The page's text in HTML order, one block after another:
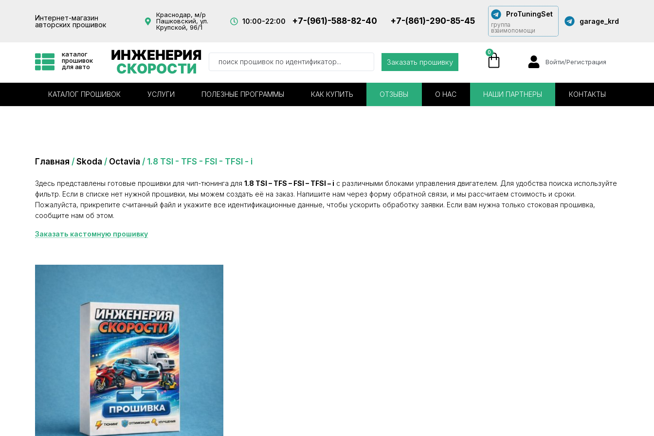
Интернет-магазин
авторских прошивок
Краснодар, м/р
Пашковский, ул.
Крупской, 96/1
10:00-22:00 +7-(961)-588-82-40 +7-(861)-290-85-45
ProTuningSet
группа
взаимопомощи
garage_krd
каталог
прошивок
для авто
ИНЖЕНЕРИЯ
СКОРОСТИ
Заказать прошивку
0
Войти/Регистрация
КАТАЛОГ ПРОШИВОК УСЛУГИ ПОЛЕЗНЫЕ ПРОГРАММЫ КАК КУПИТЬ ОТЗЫВЫ О НАС НАШИ ПАРТНЕРЫ КОНТАКТЫ
Главная / Skoda / Octavia / 1.8 TSI - TFS - FSI - TFSI - i
Здесь представлены готовые прошивки для чип-тюнинга для 1.8 TSI – TFS – FSI – TFSI – i с различными блоками управления двигателем. Для удобства поиска используйте
фильтр. Если в списке нет нужной прошивки, мы можем создать её на заказ. Напишите нам через форму обратной связи, и мы рассчитаем стоимость и сроки.
Пожалуйста, прикрепите считанный файл и укажите все идентификационные данные, чтобы ускорить обработку заявки. Если вам нужна только стоковая прошивка,
сообщите нам об этом.
Заказать кастомную прошивку